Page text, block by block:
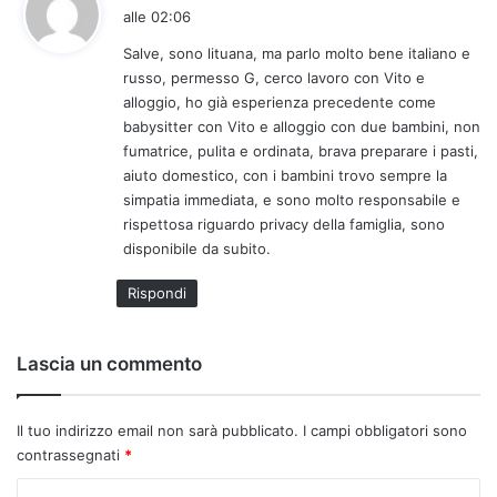
a
e
t
t
o
:
alle 02:06
Salve, sono lituana, ma parlo molto bene italiano e
russo, permesso G, cerco lavoro con Vito e
alloggio, ho già esperienza precedente come
babysitter con Vito e alloggio con due bambini, non
fumatrice, pulita e ordinata, brava preparare i pasti,
aiuto domestico, con i bambini trovo sempre la
simpatia immediata, e sono molto responsabile e
rispettosa riguardo privacy della famiglia, sono
disponibile da subito.
Rispondi
Lascia un commento
Il tuo indirizzo email non sarà pubblicato. I campi obbligatori sono
contrassegnati *